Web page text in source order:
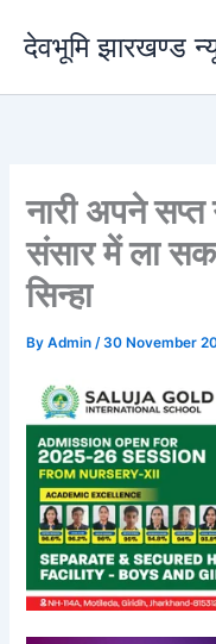
content
देवभूमि झारखण्ड
नारी अपने
संसार में ला
सिन्हा
ByAdmin/30 November